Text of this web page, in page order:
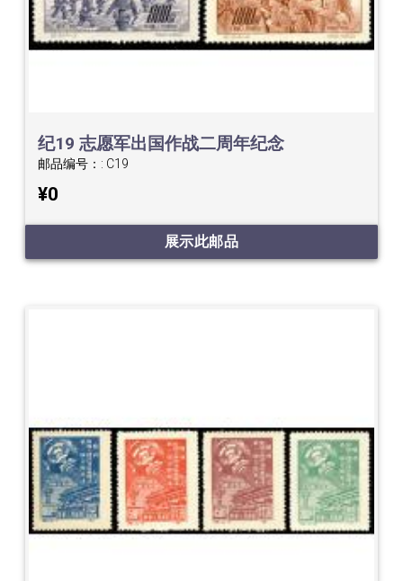
纪19 志愿军出国作战二周年纪念
邮品编号：: C19
¥0
展示此邮品